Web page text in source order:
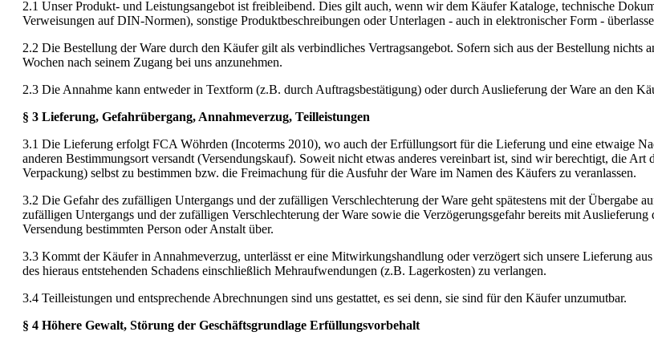
2.1 Unser Produkt- und Leistungsangebot ist freibleibend. Dies gilt auch, wenn wir dem Käufer Kataloge, technische
Verweisungen auf DIN-Normen), sonstige Produktbeschreibungen oder Unterlagen - auch in elektronischer Form -
2.2 Die Bestellung der Ware durch den Käufer gilt als verbindliches Vertragsangebot. Sofern sich aus der Bestellung nichts
Wochen nach seinem Zugang bei uns anzunehmen.
2.3 Die Annahme kann entweder in Textform (z.B. durch Auftragsbestätigung) oder durch Auslieferung der Ware an den
§ 3 Lieferung, Gefahrübergang, Annahmeverzug, Teilleistungen
3.1 Die Lieferung erfolgt FCA Wöhrden (Incoterms 2010), wo auch der Erfüllungsort für die Lieferung und eine etwaige
anderen Bestimmungsort versandt (Versendungskauf). Soweit nicht etwas anderes vereinbart ist, sind wir berechtigt, die Art
Verpackung) selbst zu bestimmen bzw. die Freimachung für die Ausfuhr der Ware im Namen des Käufers zu veranlassen.
3.2 Die Gefahr des zufälligen Untergangs und der zufälligen Verschlechterung der Ware geht spätestens mit der Übergabe
zufälligen Untergangs und der zufälligen Verschlechterung der Ware sowie die Verzögerungsgefahr bereits mit
Versendung bestimmten Person oder Anstalt über.
3.3 Kommt der Käufer in Annahmeverzug, unterlässt er eine Mitwirkungshandlung oder verzögert sich unsere Lieferung
des hieraus entstehenden Schadens einschließlich Mehraufwendungen (z.B. Lagerkosten) zu verlangen.
3.4 Teilleistungen und entsprechende Abrechnungen sind uns gestattet, es sei denn, sie sind für den Käufer unzumutbar.
§ 4 Höhere Gewalt, Störung der Geschäftsgrundlage Erfüllungsvorbehalt